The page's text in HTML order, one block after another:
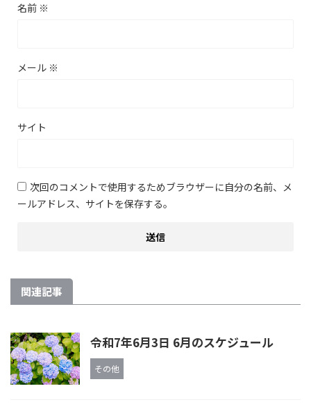
名前 ※
メール ※
サイト
次回のコメントで使用するためブラウザーに自分の名前、メ
ールアドレス、サイトを保存する。
関連記事
令和7年6月3日 6月のスケジュール
その他